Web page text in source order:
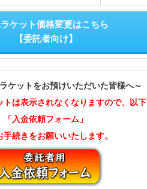
ケット価格変更はこちら
【委託者向け】
ケットをお預けいただいた皆様へ～
トは表示されなくなりますので、以下
「入金依頼フォーム」
手続きをお願いいたします。